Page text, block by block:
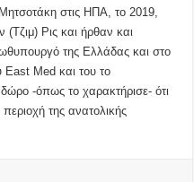
στις ΗΠΑ, το 2019,
Ρις και ήρθαν και
της Ελλάδας και στο
East Med και του το
-όπως το χαρακτήρισε- ότι
της ανατολικής